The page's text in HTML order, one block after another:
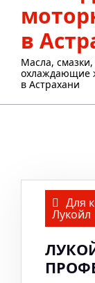
Масла,
охлаждающие
в Астрахани
Для
Лукойл